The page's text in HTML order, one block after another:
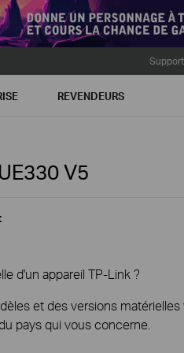
Support
REVENDEURS
V5
d'un appareil TP-Link ?
et des versions
pays qui vous concerne.